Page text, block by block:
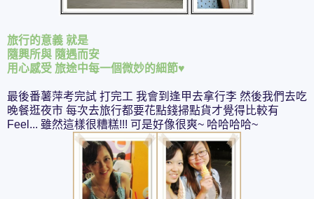
旅行的意義 就是
隨興所與 隨遇而安
用心感受 旅途中每一個微妙的細節♥
最後番薯萍考完試 打完工 我會到逢甲去拿行李 然後我們去吃
晚餐逛夜市 每次去旅行都要花點錢掃點貨才覺得比較有
Feel... 雖然這樣很糟糕!!! 可是好像很爽~ 哈哈哈哈~